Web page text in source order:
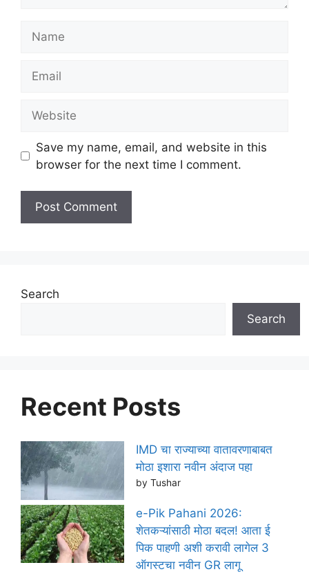
Save my name, email, and website in this
browser for the next time I comment.
Search
Search
Recent Posts
IMD चा राज्याच्या वातावरणाबाबत
मोठा इशारा नवीन अंदाज पहा
by Tushar
e-Pik Pahani 2026:
शेतकऱ्यांसाठी मोठा बदल! आता ई
पिक पाहणी अशी करावी लागेल 3
ऑगस्टचा नवीन GR लागू